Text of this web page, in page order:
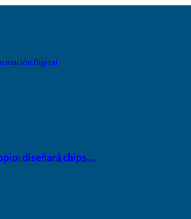
Digital
diseñará chips…